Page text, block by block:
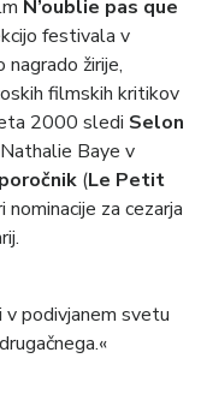
N’oublie pas que
festivala v
žirije,
filmskih kritikov
2000 sledi Selon
Baye v
(Le Petit
za cezarja
v podivjanem svetu